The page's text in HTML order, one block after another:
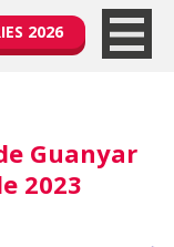
2026
Guanyar
2023